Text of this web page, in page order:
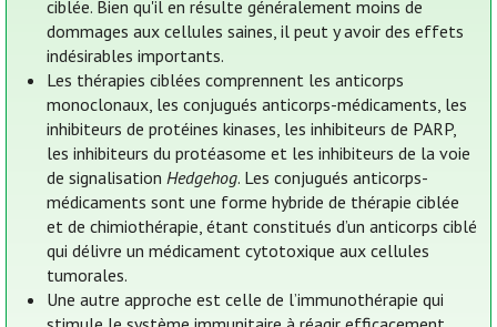
ciblée. Bien qu'il en résulte généralement moins de
dommages aux cellules saines, il peut y avoir des effets
indésirables importants.
Les thérapies ciblées comprennent les anticorps
monoclonaux, les conjugués anticorps-médicaments, les
inhibiteurs de protéines kinases, les inhibiteurs de PARP,
les inhibiteurs du protéasome et les inhibiteurs de la voie
de signalisationHedgehog. Les conjugués anticorps-
médicaments sont une forme hybride de thérapie ciblée
et de chimiothérapie, étant constitués d’un anticorps ciblé
qui délivre un médicament cytotoxique aux cellules
tumorales.
Une autre approche est celle de l’immunothérapie qui